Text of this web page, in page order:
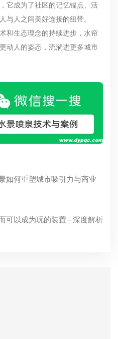
它成为了社区的记忆锚点、活
与人之间美好连接的纽带。
和生态理念的持续进步，水帘
动人的姿态，流淌进更多城市
如何重塑城市吸引力与商业
可以成为玩的装置 - 深度解析